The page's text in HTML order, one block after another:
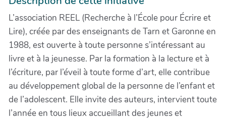
L’association REEL (Recherche à l’École pour Écrire et
Lire), créée par des enseignants de Tarn et Garonne en
1988, est ouverte à toute personne s’intéressant au
livre et à la jeunesse. Par la formation à la lecture et à
l’écriture, par l’éveil à toute forme d’art, elle contribue
au développement global de la personne de l’enfant et
de l’adolescent. Elle invite des auteurs, intervient toute
l’année en tous lieux accueillant des jeunes et